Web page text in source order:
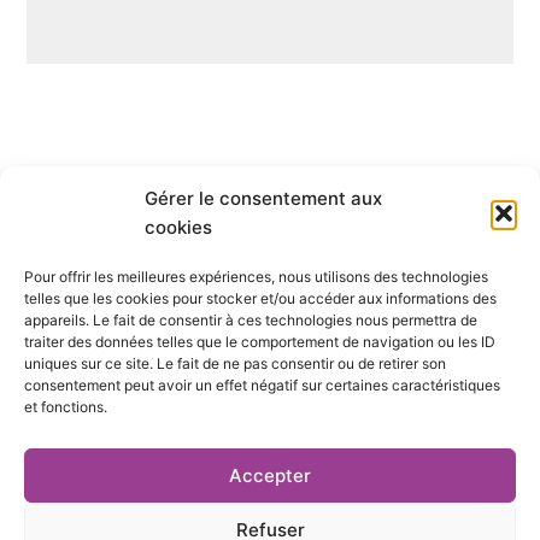
Gérer le consentement aux
cookies
Pour offrir les meilleures expériences, nous utilisons des technologies
telles que les cookies pour stocker et/ou accéder aux informations des
appareils. Le fait de consentir à ces technologies nous permettra de
traiter des données telles que le comportement de navigation ou les ID
uniques sur ce site. Le fait de ne pas consentir ou de retirer son
consentement peut avoir un effet négatif sur certaines caractéristiques
et fonctions.
Accepter
Refuser
Qui sommes-nous ?
S’abonner
Mentions Légales
Nous contacter
S’inscrire à la newsletter